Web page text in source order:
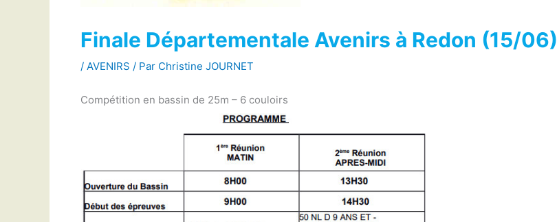
Finale Départementale Avenirs à Redon (15/06)
/ AVENIRS / Par Christine JOURNET
Compétition en bassin de 25m – 6 couloirs